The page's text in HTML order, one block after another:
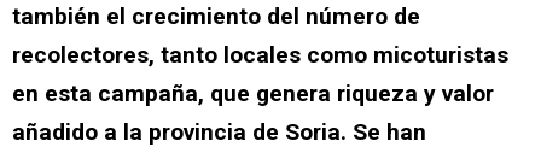
también el crecimiento del número de
recolectores, tanto locales como micoturistas
en esta campaña, que genera riqueza y valor
añadido a la provincia de Soria. Se han